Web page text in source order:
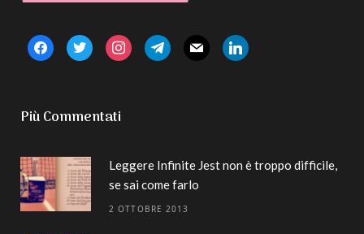
facebooktwitter instagramtelegrammail linkedin
Più Commentati
Leggere Infinite Jest non è troppo difficile,
se sai come farlo
2 OTTOBRE 2013